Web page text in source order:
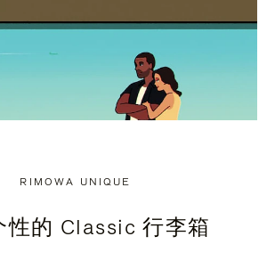
RIMOWA UNIQUE
性的 Classic 行李箱